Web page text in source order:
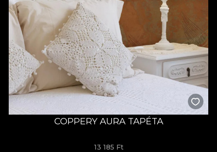
COPPERY AURA TAPÉTA
13 185 Ft